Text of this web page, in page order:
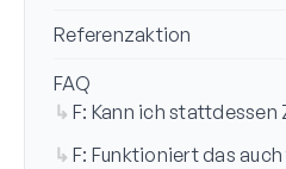
Referenzaktion
FAQ
F: Kann ich stattdessen
F: Funktioniert das